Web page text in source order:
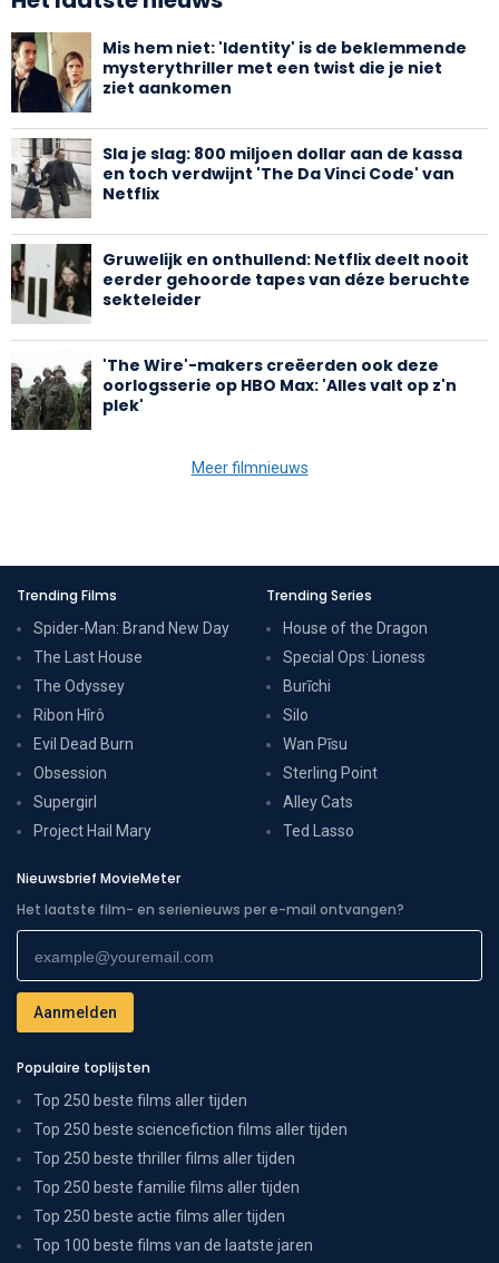
Mis hem niet: 'Identity' is de beklemmende
mysterythriller met een twist die je niet
ziet aankomen
Sla je slag: 800 miljoen dollar aan de kassa
en toch verdwijnt 'The Da Vinci Code' van
Netflix
Gruwelijk en onthullend: Netflix deelt nooit
eerder gehoorde tapes van déze beruchte
sekteleider
'The Wire'-makers creëerden ook deze
oorlogsserie op HBO Max: 'Alles valt op z'n
plek'
Meer filmnieuws
Trending Films
Spider-Man: Brand New Day
The Last House
The Odyssey
Ribon Hîrô
Evil Dead Burn
Obsession
Supergirl
Project Hail Mary
Trending Series
House of the Dragon
Special Ops: Lioness
Burīchi
Silo
Wan Pīsu
Sterling Point
Alley Cats
Ted Lasso
Nieuwsbrief MovieMeter
Het laatste film- en serienieuws per e-mail ontvangen?
Populaire toplijsten
Top 250 beste films aller tijden
Top 250 beste sciencefiction films aller tijden
Top 250 beste thriller films aller tijden
Top 250 beste familie films aller tijden
Top 250 beste actie films aller tijden
Top 100 beste films van de laatste jaren